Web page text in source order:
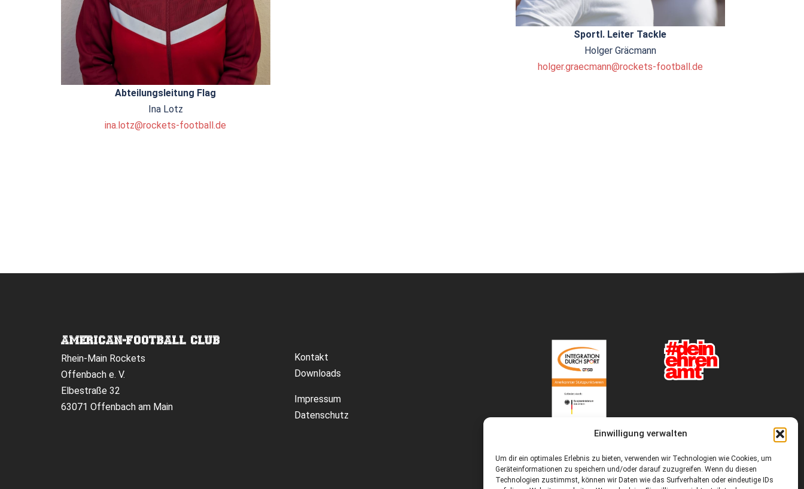
Einwilligung verwalten
Um dir ein optimales Erlebnis zu bieten, verwenden wir Technologien wie Cookies, um
Geräteinformationen zu speichern und/oder darauf zuzugreifen. Wenn du diesen
Technologien zustimmst, können wir Daten wie das Surfverhalten oder eindeutige IDs
Abteilungsleitung Flag
Ina Lotz
ina.lotz@rockets-football.de
Sportl. Leiter Tackle
Holger Gräcmann
holger.graecmann@rockets-football.de
AMERICAN-FOOTBALL CLUB
Rhein-Main Rockets
Offenbach e. V.
Elbestraße 32
63071 Offenbach am Main
Kontakt
Downloads
Impressum
Datenschutz